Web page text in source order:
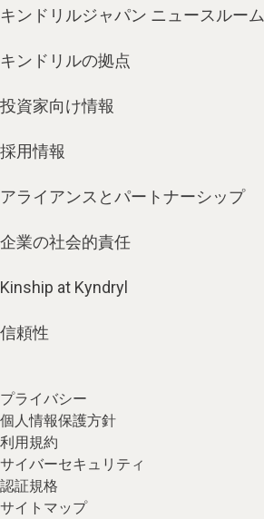
キンドリルジャパン ニュースルーム
キンドリルの拠点
投資家向け情報
採用情報
アライアンスとパートナーシップ
企業の社会的責任
Kinship at Kyndryl
信頼性
プライバシー
個人情報保護方針
利用規約
サイバーセキュリティ
認証規格
サイトマップ